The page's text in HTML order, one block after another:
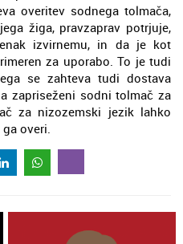
overitev sodnega tolmača,
žiga, pravzaprav potrjuje,
izvirnemu, in da je kot
za uporabo. To je tudi
se zahteva tudi dostava
zapriseženi sodni tolmač za
za nizozemski jezik lahko
overi.